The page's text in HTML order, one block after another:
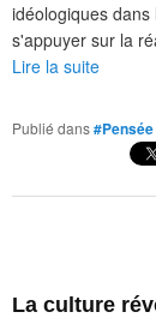
idéologiques
s'appuyer sur la
Lire la suite
Publié dans
La culture